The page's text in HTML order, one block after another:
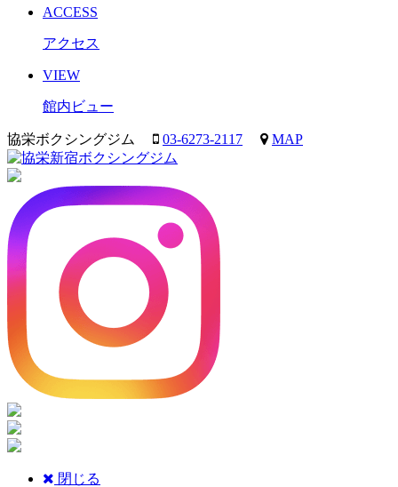
ACCESS
アクセス
VIEW
館内ビュー
協栄ボクシングジム 03-6273-2117 MAP
閉じる